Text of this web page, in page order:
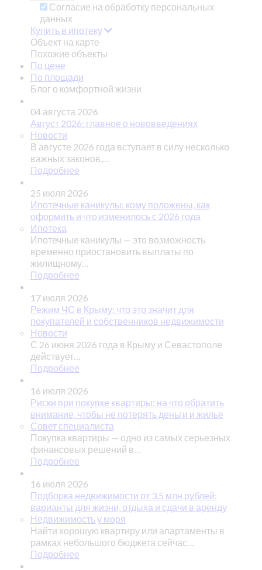
Согласие на обработку персональных
данных
Купить в ипотеку
Объект на карте
Похожие объекты
По цене
По площади
Блог о комфортной жизни
04 августа 2026
Август 2026: главное о нововведениях
Новости
В августе 2026 года вступает в силу несколько
важных законов,…
Подробнее
25 июля 2026
Ипотечные каникулы: кому положены, как
оформить и что изменилось с 2026 года
Ипотека
Ипотечные каникулы — это возможность
временно приостановить выплаты по
жилищному…
Подробнее
17 июля 2026
Режим ЧС в Крыму: что это значит для
покупателей и собственников недвижимости
Новости
С 26 июня 2026 года в Крыму и Севастополе
действует…
Подробнее
16 июля 2026
Риски при покупке квартиры: на что обратить
внимание, чтобы не потерять деньги и жилье
Совет специалиста
Покупка квартиры — одно из самых серьезных
финансовых решений в…
Подробнее
16 июля 2026
Подборка недвижимости от 3.5 млн рублей:
варианты для жизни, отдыха и сдачи в аренду
Недвижимость у моря
Найти хорошую квартиру или апартаменты в
рамках небольшого бюджета сейчас…
Подробнее